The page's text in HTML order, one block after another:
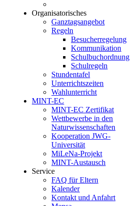
Organisatorisches
Ganztagsangebot
Regeln
Besucherregelung
Kommunikation
Schulbuchordnung
Schulregeln
Stundentafel
Unterrichtszeiten
Wahlunterricht
MINT-EC
MINT-EC Zertifikat
Wettbewerbe in den
Naturwissenschaften
Kooperation JWG-
Universität
MiLeNa-Projekt
MINT-Austausch
Service
FAQ für Eltern
Kalender
Kontakt und Anfahrt